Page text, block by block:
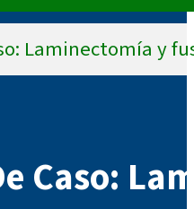
Laminectomía y
Caso: